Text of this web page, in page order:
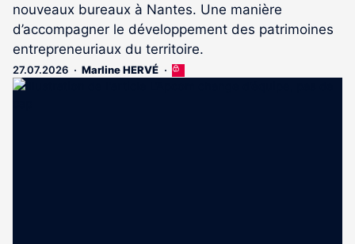
nouveaux bureaux à Nantes. Une manière
d’accompagner le développement des patrimoines
entrepreneuriaux du territoire.
27.07.2026 Marline HERVÉ
Cet